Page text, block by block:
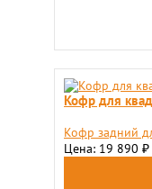
Кофр для
Кофр задний
Цена: 19 890 ₽